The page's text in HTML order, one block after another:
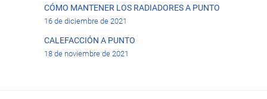
CÓMO MANTENER LOS RADIADORES A PUNTO
16 de diciembre de 2021
CALEFACCIÓN A PUNTO
18 de noviembre de 2021